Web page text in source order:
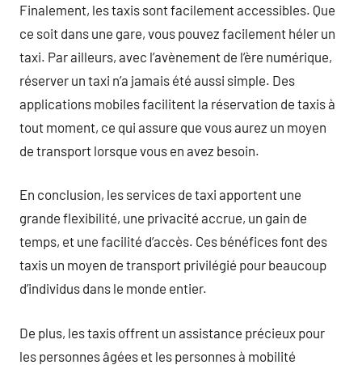
Finalement, les taxis sont facilement accessibles. Que
ce soit dans une gare, vous pouvez facilement héler un
taxi. Par ailleurs, avec l’avènement de l’ère numérique,
réserver un taxi n’a jamais été aussi simple. Des
applications mobiles facilitent la réservation de taxis à
tout moment, ce qui assure que vous aurez un moyen
de transport lorsque vous en avez besoin.
En conclusion, les services de taxi apportent une
grande flexibilité, une privacité accrue, un gain de
temps, et une facilité d’accès. Ces bénéfices font des
taxis un moyen de transport privilégié pour beaucoup
d’individus dans le monde entier.
De plus, les taxis offrent un assistance précieux pour
les personnes âgées et les personnes à mobilité